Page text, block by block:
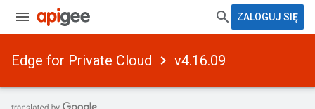
ZALOGUJ SIĘ
Edge for Private Cloud v4.16.09